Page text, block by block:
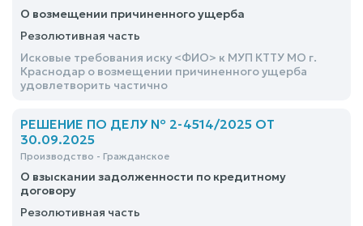
О возмещении причиненного ущерба
Резолютивная часть
Исковые требования иску <ФИО> к МУП КТТУ МО г.
Краснодар о возмещении причиненного ущерба
удовлетворить частично
РЕШЕНИЕ ПО ДЕЛУ № 2-4514/2025 ОТ
30.09.2025
Производство - Гражданское
О взыскании задолженности по кредитному
договору
Резолютивная часть